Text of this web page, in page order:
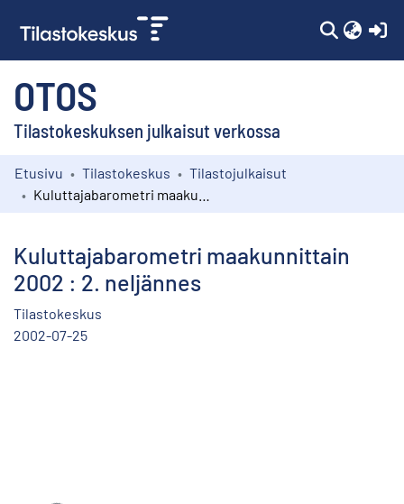
OTOS
Tilastokeskuksen julkaisut verkossa
Kokoelmat
Etusivu Tilastokeskus
Tilastojulkaisut
Kuluttajabarometri maakunnittain
2002 : 2. neljännes
Tilastokeskus
2002-07-25